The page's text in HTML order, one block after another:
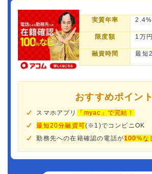
実質年率
限度額 1万
融資時間 最短
おすすめポイント
スマホアプリ
「myac」で完結！
最短20分融資可(※1)でコンビニOK
勤務先への在籍確認の電話が100%な